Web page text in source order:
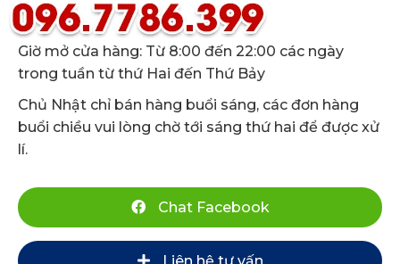
Giờ mở cửa hàng: Từ 8:00 đến 22:00 các ngày
trong tuần từ thứ Hai đến Thứ Bảy
Chủ Nhật chỉ bán hàng buổi sáng, các đơn hàng
buổi chiều vui lòng chờ tới sáng thứ hai để được xử
lí.
Chat Facebook